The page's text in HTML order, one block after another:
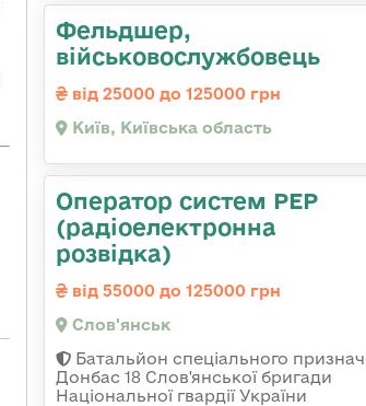
Фельдшер,
військовослужбовець
від 25000 до 125000 грн
Київ, Київська область
Оператор систем РЕР
(радіоелектронна
розвідка)
від 55000 до 125000 грн
Слов'янськ
Батальйон спеціального
Донбас 18 Слов'янської бригади
Національної гвардії України